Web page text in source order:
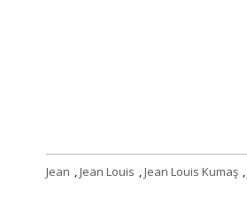
Jean ,Jean Louis ,Jean Louis Kumaş ,